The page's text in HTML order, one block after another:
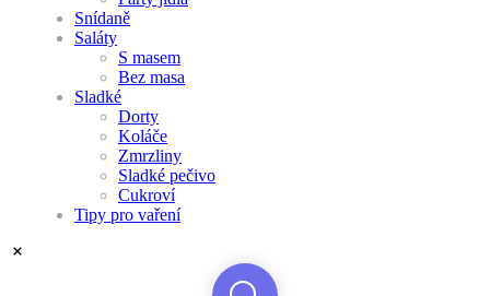
Snídaně
Saláty
S masem
Bez masa
Sladké
Dorty
Koláče
Zmrzliny
Sladké pečivo
Cukroví
Tipy pro vaření